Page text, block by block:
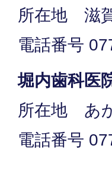
所在地 滋
電話番号
堀内歯科医
所在地 あ
電話番号